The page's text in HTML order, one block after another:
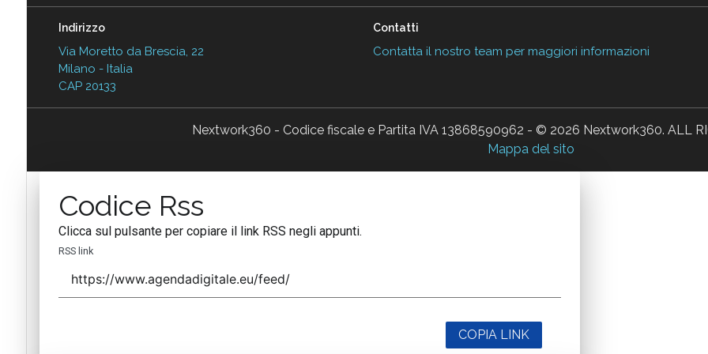
Indirizzo
Via Moretto da Brescia, 22
Milano - Italia
CAP 20133
Contatti
Contatta il nostro team per maggiori informazioni
Nextwork360 - Codice fiscale e Partita IVA 13868590962 - © 2026 Nextwork360. ALL
Mappa del sito
Codice Rss
Clicca sul pulsante per copiare il link RSS negli appunti.
RSS link
COPIA LINK